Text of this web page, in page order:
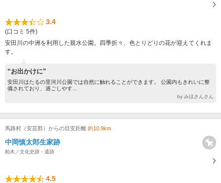
3.4
(口コミ 5件)
安田川の中洲を利用した親水公園。四季折々、色とりどりの花が迎えてくれま
す。
“お出かけに”
安田川ほたるの里河川公園では自然に触れることができます。 公園内もきれいに整
備されており、過ごしやす...
by みほさんさん
馬路村（安芸郡）からの目安距離 約10.9km
中岡慎太郎生家跡
柏木／文化史跡・遺跡
4.5